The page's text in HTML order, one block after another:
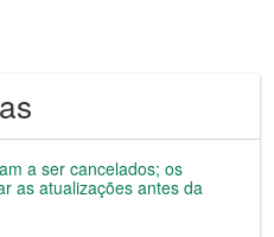
a ser cancelados; os
as atualizações antes da